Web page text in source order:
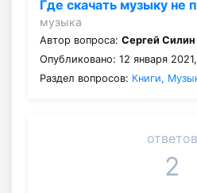
Где скачать музыку не
музыка
Автор вопроса: Сергей Силин
Опубликовано: 12 января
Раздел вопросов: Книги,
ответов
2